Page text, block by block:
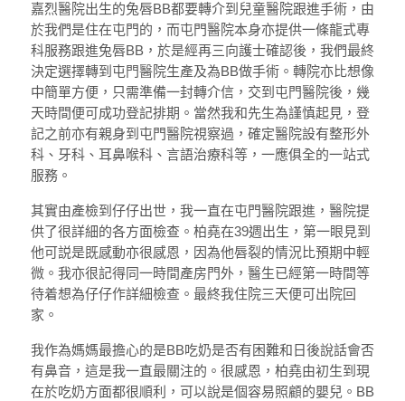
嘉烈醫院出生的兔唇BB都要轉介到兒童醫院跟進手術，由
於我們是住在屯門的，而屯門醫院本身亦提供一條龍式專
科服務跟進兔唇BB，於是經再三向護士確認後，我們最終
決定選擇轉到屯門醫院生產及為BB做手術。轉院亦比想像
中簡單方便，只需準備一封轉介信，交到屯門醫院後，幾
天時間便可成功登記排期。當然我和先生為謹慎起見，登
記之前亦有親身到屯門醫院視察過，確定醫院設有整形外
科、牙科、耳鼻喉科、言語治療科等，一應俱全的一站式
服務。
其實由產檢到仔仔出世，我一直在屯門醫院跟進，醫院提
供了很詳細的各方面檢查。柏堯在39週出生，第一眼見到
他可説是既感動亦很感恩，因為他唇裂的情況比預期中輕
微。我亦很記得同一時間產房門外，醫生已經第一時間等
待着想為仔仔作詳細檢查。最終我住院三天便可出院回
家。
我作為媽媽最擔心的是BB吃奶是否有困難和日後說話會否
有鼻音，這是我一直最關注的。很感恩，柏堯由初生到現
在於吃奶方面都很順利，可以說是個容易照顧的嬰兒。BB